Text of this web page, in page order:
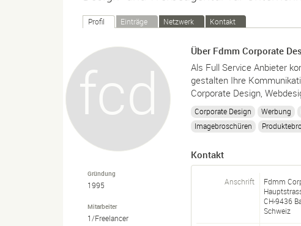
Profil Einträge Netzwerk Kontakt
Gründung
1995
Mitarbeiter
1/Freelancer
Über Fdmm Corporate
Als Full Service Anbieter
gestalten Ihre
Corporate Design,
Corporate Design Werbung
Imagebroschüren
Kontakt
Anschrift
Fdmm
CH-9436
Schweiz